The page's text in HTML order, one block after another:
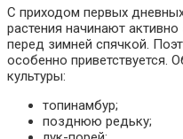
С приходом первых
растения начинают
перед зимней спячкой.
особенно приветствуется.
культуры:
топинамбур;
позднюю редьку;